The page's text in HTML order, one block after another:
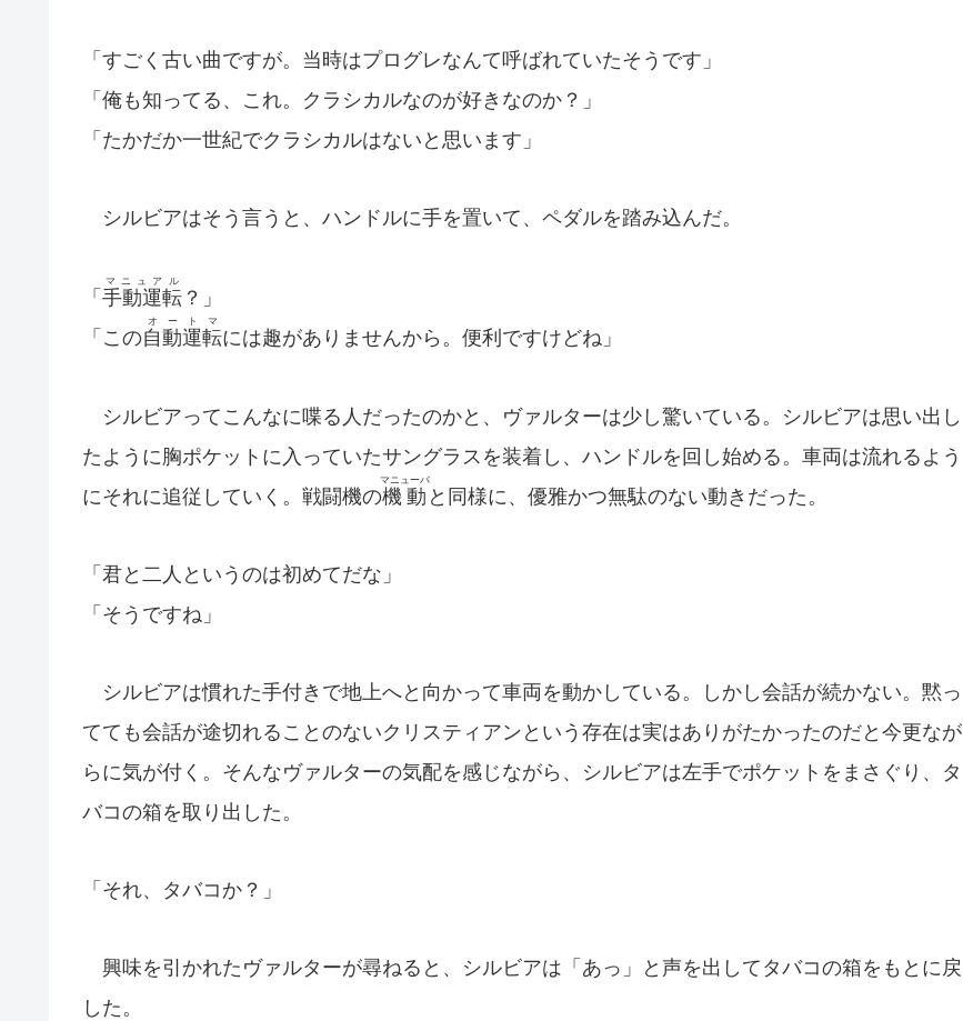
「すごく古い曲ですが。当時はプログレなんて呼ばれていたそうです」
「俺も知ってる、これ。クラシカルなのが好きなのか？」
「たかだか一世紀でクラシカルはないと思います」
シルビアはそう言うと、ハンドルに手を置いて、ペダルを踏み込んだ。
「 手動運転
マニュアル
？」
「この自動運転
オートマ
には趣がありませんから。便利ですけどね」
シルビアってこんなに喋る人だったのかと、ヴァルターは少し驚いている。シルビアは思い出し
たように胸ポケットに入っていたサングラスを装着し、ハンドルを回し始める。車両は流れるよう
にそれに追従していく。戦闘機の機動
マニューバ
と同様に、優雅かつ無駄のない動きだった。
「君と二人というのは初めてだな」
「そうですね」
シルビアは慣れた手付きで地上へと向かって車両を動かしている。しかし会話が続かない。黙っ
てても会話が途切れることのないクリスティアンという存在は実はありがたかったのだと今更なが
らに気が付く。そんなヴァルターの気配を感じながら、シルビアは左手でポケットをまさぐり、タ
バコの箱を取り出した。
「それ、タバコか？」
興味を引かれたヴァルターが尋ねると、シルビアは「あっ」と声を出してタバコの箱をもとに戻
した。